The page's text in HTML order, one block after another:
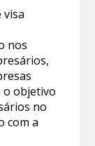
visa
nos
o objetivo
no
com a